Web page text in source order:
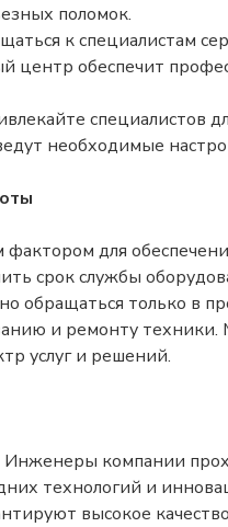
поломок.
к специалистам
центр обеспечит
специалистов
необходимые
для
срок службы
обращаться только в
и ремонту
услуг и решений.
компании
технологий и
высокое